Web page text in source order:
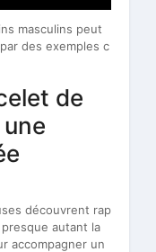
masculins peut
des exemples c
de
découvrent rap
autant la
accompagner un